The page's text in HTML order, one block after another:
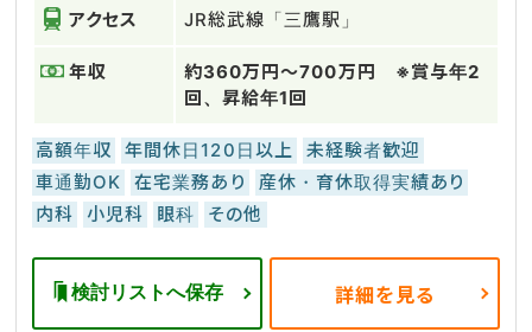
アクセス JR総武線「三鷹駅」
年収
約360万円～700万円 ※賞与年2
回、昇給年1回
高額年収 年間休日120日以上
未経験者歓迎
車通勤OK
在宅業務あり
産休・育休取得実績あり
内科
小児科 眼科 その他
検討リストへ保存 詳細を見る